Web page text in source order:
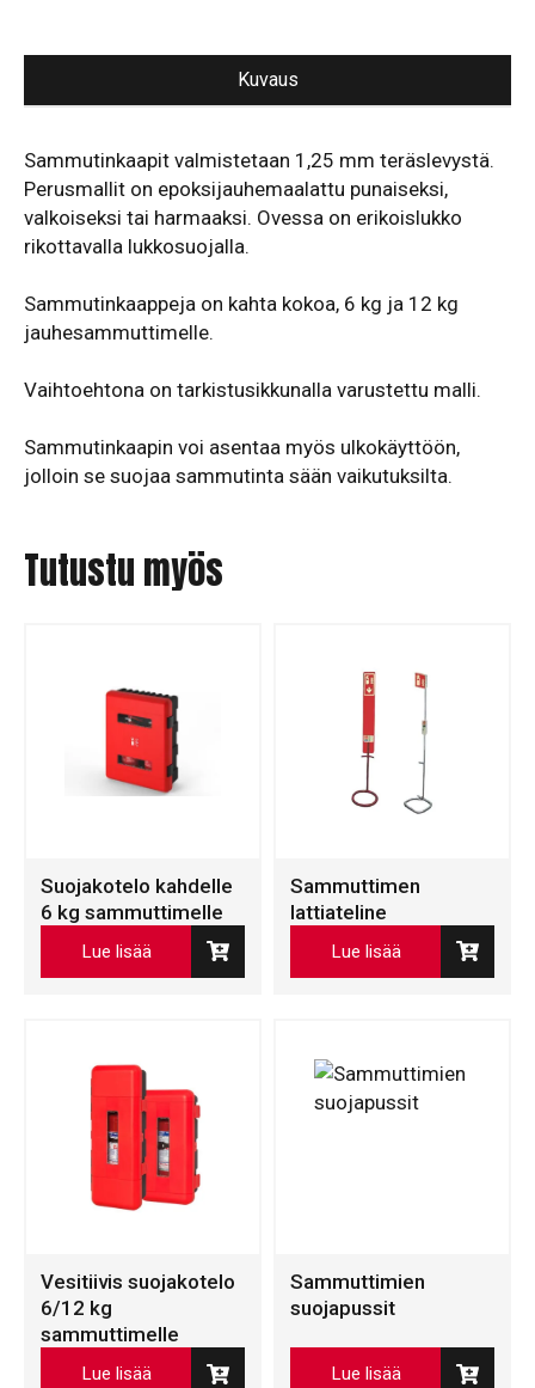
Kuvaus
Sammutinkaapit valmistetaan 1,25 mm teräslevystä.
Perusmallit on epoksijauhemaalattu punaiseksi,
valkoiseksi tai harmaaksi. Ovessa on erikoislukko
rikottavalla lukkosuojalla.
Sammutinkaappeja on kahta kokoa, 6 kg ja 12 kg
jauhesammuttimelle.
Vaihtoehtona on tarkistusikkunalla varustettu malli.
Sammutinkaapin voi asentaa myös ulkokäyttöön,
jolloin se suojaa sammutinta sään vaikutuksilta.
Tutustu myös
Suojakotelo kahdelle
6 kg sammuttimelle
Lue lisää
Sammuttimen
lattiateline
Lue lisää
Vesitiivis suojakotelo
6/12 kg
sammuttimelle
Lue lisää
Sammuttimien
suojapussit
Lue lisää